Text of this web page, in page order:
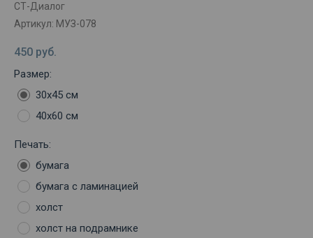
СТ-Диалог
Артикул: МУЗ-078
450 руб.
Размер:
30х45 см
40х60 см
Печать:
бумага
бумага с ламинацией
холст
холст на подрамнике